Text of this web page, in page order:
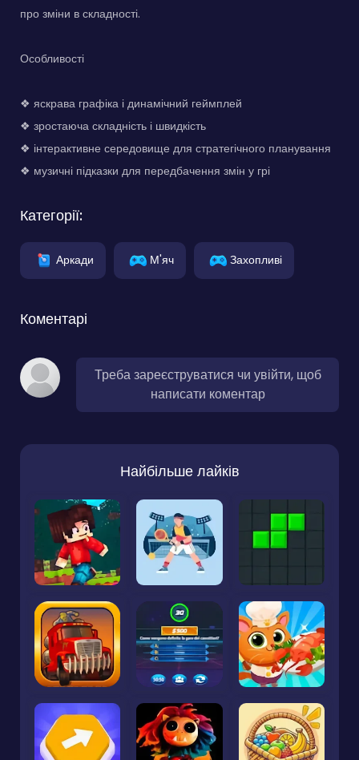
про зміни в складності.
Особливості
❖ яскрава графіка і динамічний геймплей
❖ зростаюча складність і швидкість
❖ інтерактивне середовище для стратегічного планування
❖ музичні підказки для передбачення змін у грі
Категорії:
Аркади М'яч Захопливі
Коментарі
Треба зареєструватися чи увійти, щоб
написати коментар
Найбільше лайків